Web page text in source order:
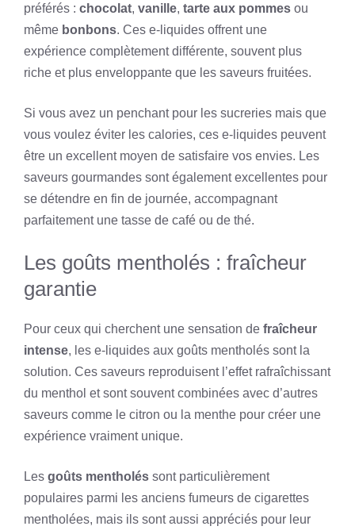
préférés : chocolat, vanille, tarte aux pommes ou
même bonbons. Ces e-liquides offrent une
expérience complètement différente, souvent plus
riche et plus enveloppante que les saveurs fruitées.
Si vous avez un penchant pour les sucreries mais que
vous voulez éviter les calories, ces e-liquides peuvent
être un excellent moyen de satisfaire vos envies. Les
saveurs gourmandes sont également excellentes pour
se détendre en fin de journée, accompagnant
parfaitement une tasse de café ou de thé.
Les goûts mentholés : fraîcheur
garantie
Pour ceux qui cherchent une sensation de fraîcheur
intense, les e-liquides aux goûts mentholés sont la
solution. Ces saveurs reproduisent l’effet rafraîchissant
du menthol et sont souvent combinées avec d’autres
saveurs comme le citron ou la menthe pour créer une
expérience vraiment unique.
Les goûts mentholés sont particulièrement
populaires parmi les anciens fumeurs de cigarettes
mentholées, mais ils sont aussi appréciés pour leur